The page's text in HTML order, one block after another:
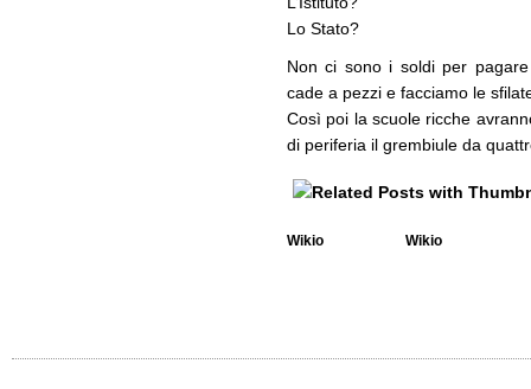
Lo Stato?
Non ci sono i soldi per
cade a pezzi e facciamo le
Così poi la scuole ricche
di periferia il grembiule da
Wikio Wikio